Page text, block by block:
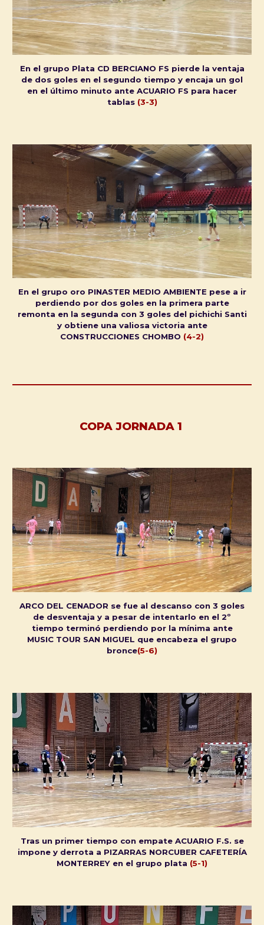
En el grupo Plata CD BERCIANO FS pierde la ventaja
de dos goles en el segundo tiempo y encaja un gol
en el último minuto ante ACUARIO FS para hacer
tablas (3-3)
En el grupo oro PINASTER MEDIO AMBIENTE pese a ir
perdiendo por dos goles en la primera parte
remonta en la segunda con 3 goles del pichichi Santi
y obtiene una valiosa victoria ante
CONSTRUCCIONES CHOMBO (4-2)
COPA JORNADA 1
ARCO DEL CENADOR se fue al descanso con 3 goles
de desventaja y a pesar de intentarlo en el 2º
tiempo terminó perdiendo por la mínima ante
MUSIC TOUR SAN MIGUEL que encabeza el grupo
bronce(5-6)
Tras un primer tiempo con empate ACUARIO F.S. se
impone y derrota a PIZARRAS NORCUBER CAFETERÍA
MONTERREY en el grupo plata (5-1)